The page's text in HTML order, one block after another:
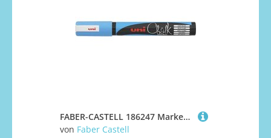
FABER-CASTELL 186247 Marker UNI CHALK MARKER PWE-5M hellblau
von Faber Castell